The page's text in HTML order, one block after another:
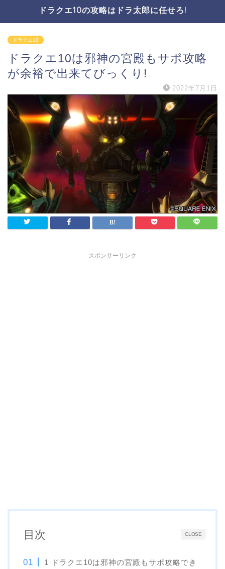
ドラクエ10の攻略はドラ太郎に任せろ!
ドラクエ10
ドラクエ10は邪神の宮殿もサポ攻略
が余裕で出来てびっくり!
2022年7月1日
スポンサーリンク
CLOSE
目次
1 ドラクエ10は邪神の宮殿もサポ攻略でき